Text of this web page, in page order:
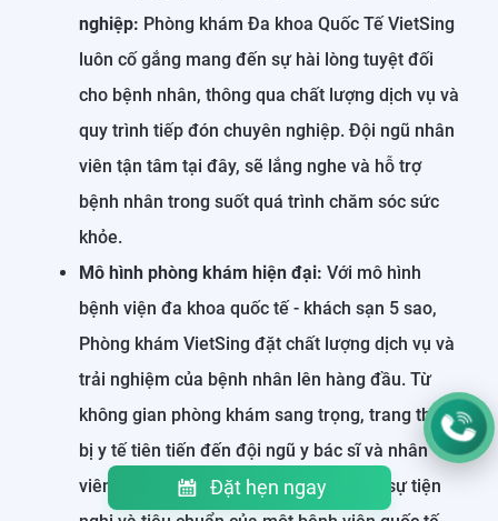
Đặt hẹn ngay
nghiệp: Phòng khám Đa khoa Quốc Tế VietSing
luôn cố gắng mang đến sự hài lòng tuyệt đối
cho bệnh nhân, thông qua chất lượng dịch vụ và
quy trình tiếp đón chuyên nghiệp. Đội ngũ nhân
viên tận tâm tại đây, sẽ lắng nghe và hỗ trợ
bệnh nhân trong suốt quá trình chăm sóc sức
khỏe.
Mô hình phòng khám hiện đại: Với mô hình
bệnh viện đa khoa quốc tế - khách sạn 5 sao,
Phòng khám VietSing đặt chất lượng dịch vụ và
trải nghiệm của bệnh nhân lên hàng đầu. Từ
không gian phòng khám sang trọng, trang thiết
bị y tế tiên tiến đến đội ngũ y bác sĩ và nhân
viên chuyên nghiệp, tại đây mang đến sự tiện